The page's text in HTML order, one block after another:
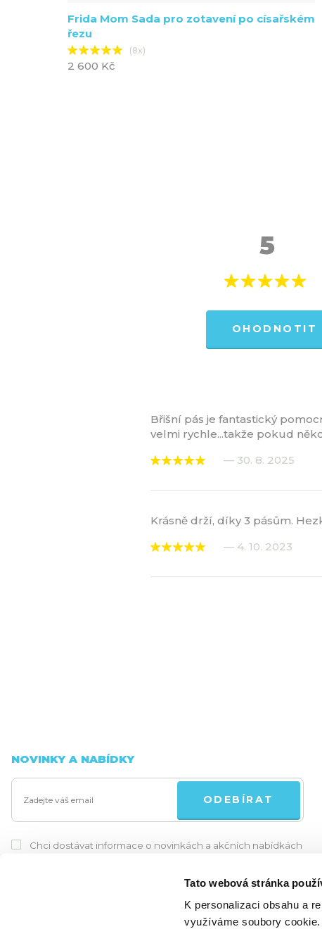
Tato webová stránka
K personalizaci obsahu a
využíváme soubory
Frida Mom Sada pro zotavení po císařském
řezu
(8x)
2 600 Kč
5
OHODNOTIT
Břišní pás je fantastický
velmi rychle...takže pokud
— 30. 8. 2025
Krásně drží, díky 3 pásům.
— 4. 10. 2023
NOVINKY A NABÍDKY
ODEBÍRAT
Chci dostávat informace o novinkách a akčních nabídkách